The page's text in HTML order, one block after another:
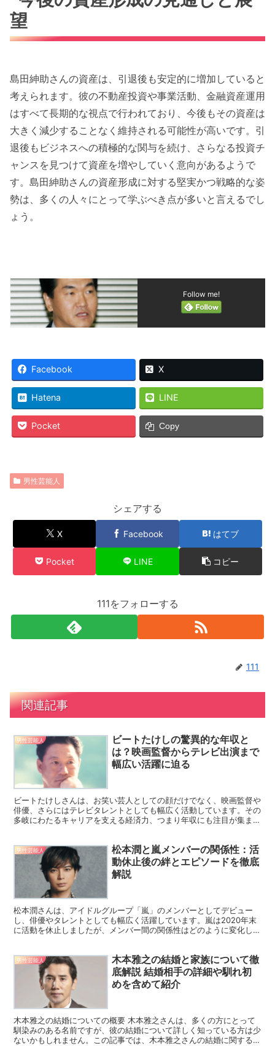
望
島田紳助さんの資産は、引退後も安定的に増加していると
考えられます。彼の不動産投資や事業活動、金融資産運用
はすべて長期的な視点で行われており、今後もその資産は
大きく減少することなく維持される可能性が高いです。引
退後もビジネスへの積極的な関与を続け、さらなる投資チ
ャンスを見つけて資産を増やしていく意向があるようで
す。島田紳助さんの資産形成に対する堅実かつ戦略的な姿
勢は、多くの人々にとって学ぶべき点が多いと言えるでし
ょう。
Follow me!
Facebook X
Hatena LINE
Pocket Copy
男性芸能人
シェアする
X Facebook はてブ
Pocket LINE コピー
111をフォローする
111
関連記事
男性芸能人
ビートたけしの驚異的な年収と
は？映画監督からテレビ出演まで
幅広い活躍に迫る
ビートたけしさんは、お笑い芸人としての顔だけでなく、映画監督や
俳優、さらにはテレビタレントとしても幅広く活動しています。その
多岐にわたるキャリアを支える経済力、つまり年収にも注目が集まっ
男性芸能人
松本潤と嵐メンバーの関係性：活
動休止後の絆とエピソードを徹底
解説
松本潤さんは、アイドルグループ「嵐」のメンバーとしてデビュー
し、俳優やタレントとしても幅広く活躍しています。嵐は2020年末
に活動を休止しましたが、メンバー間の関係性はどのように変化した
男性芸能人
木本雅之の結婚と家族について徹
底解説 結婚相手の詳細や馴れ初
めを含めて紹介
木本雅之の結婚についての概要 木本雅之さんは、多くの方にとって
馴染みのある名前ですが、彼の結婚について詳しく知っている方は少
ないかもしれません。この記事では、木本雅之さんの結婚に関する情